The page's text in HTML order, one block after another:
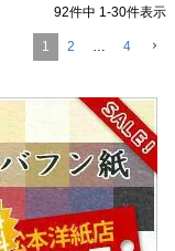
92件中 1-30件表示
1 2 … 4